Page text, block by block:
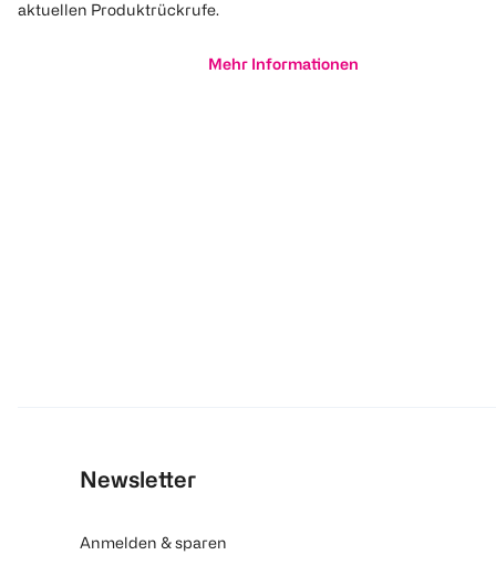
aktuellen Produktrückrufe.
Mehr Informationen
Newsletter
Anmelden & sparen